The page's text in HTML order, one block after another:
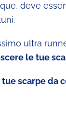
deve
ultra
le tue
scarpe da